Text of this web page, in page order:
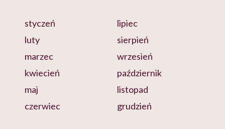
styczeń
luty
marzec
kwiecień
maj
czerwiec
lipiec
sierpień
wrzesień
październik
listopad
grudzień